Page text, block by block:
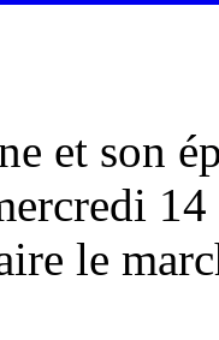
et son
le